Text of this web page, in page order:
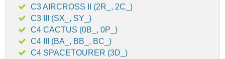
C3 AIRCROSS II (2R_, 2C_)
C3 III (SX_, SY_)
C4 CACTUS (0B_, 0P_)
C4 III (BA_, BB_, BC_)
C4 SPACETOURER (3D_)